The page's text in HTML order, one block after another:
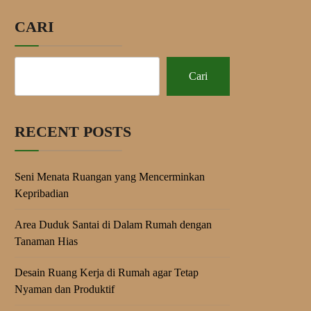
CARI
Cari
RECENT POSTS
Seni Menata Ruangan yang Mencerminkan
Kepribadian
Area Duduk Santai di Dalam Rumah dengan
Tanaman Hias
Desain Ruang Kerja di Rumah agar Tetap
Nyaman dan Produktif